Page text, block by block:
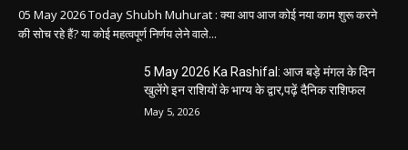
05 May 2026 Today Shubh Muhurat : क्या आप आज कोई नया काम शुरू करने
की सोच रहे हैं? या कोई महत्वपूर्ण निर्णय लेने वाले...
5 May 2026 Ka Rashifal: आज बड़े मंगल के दिन
खुलेंगे इन राशियों के भाग्य के द्वार,पढ़ें दैनिक राशिफल
May 5, 2026